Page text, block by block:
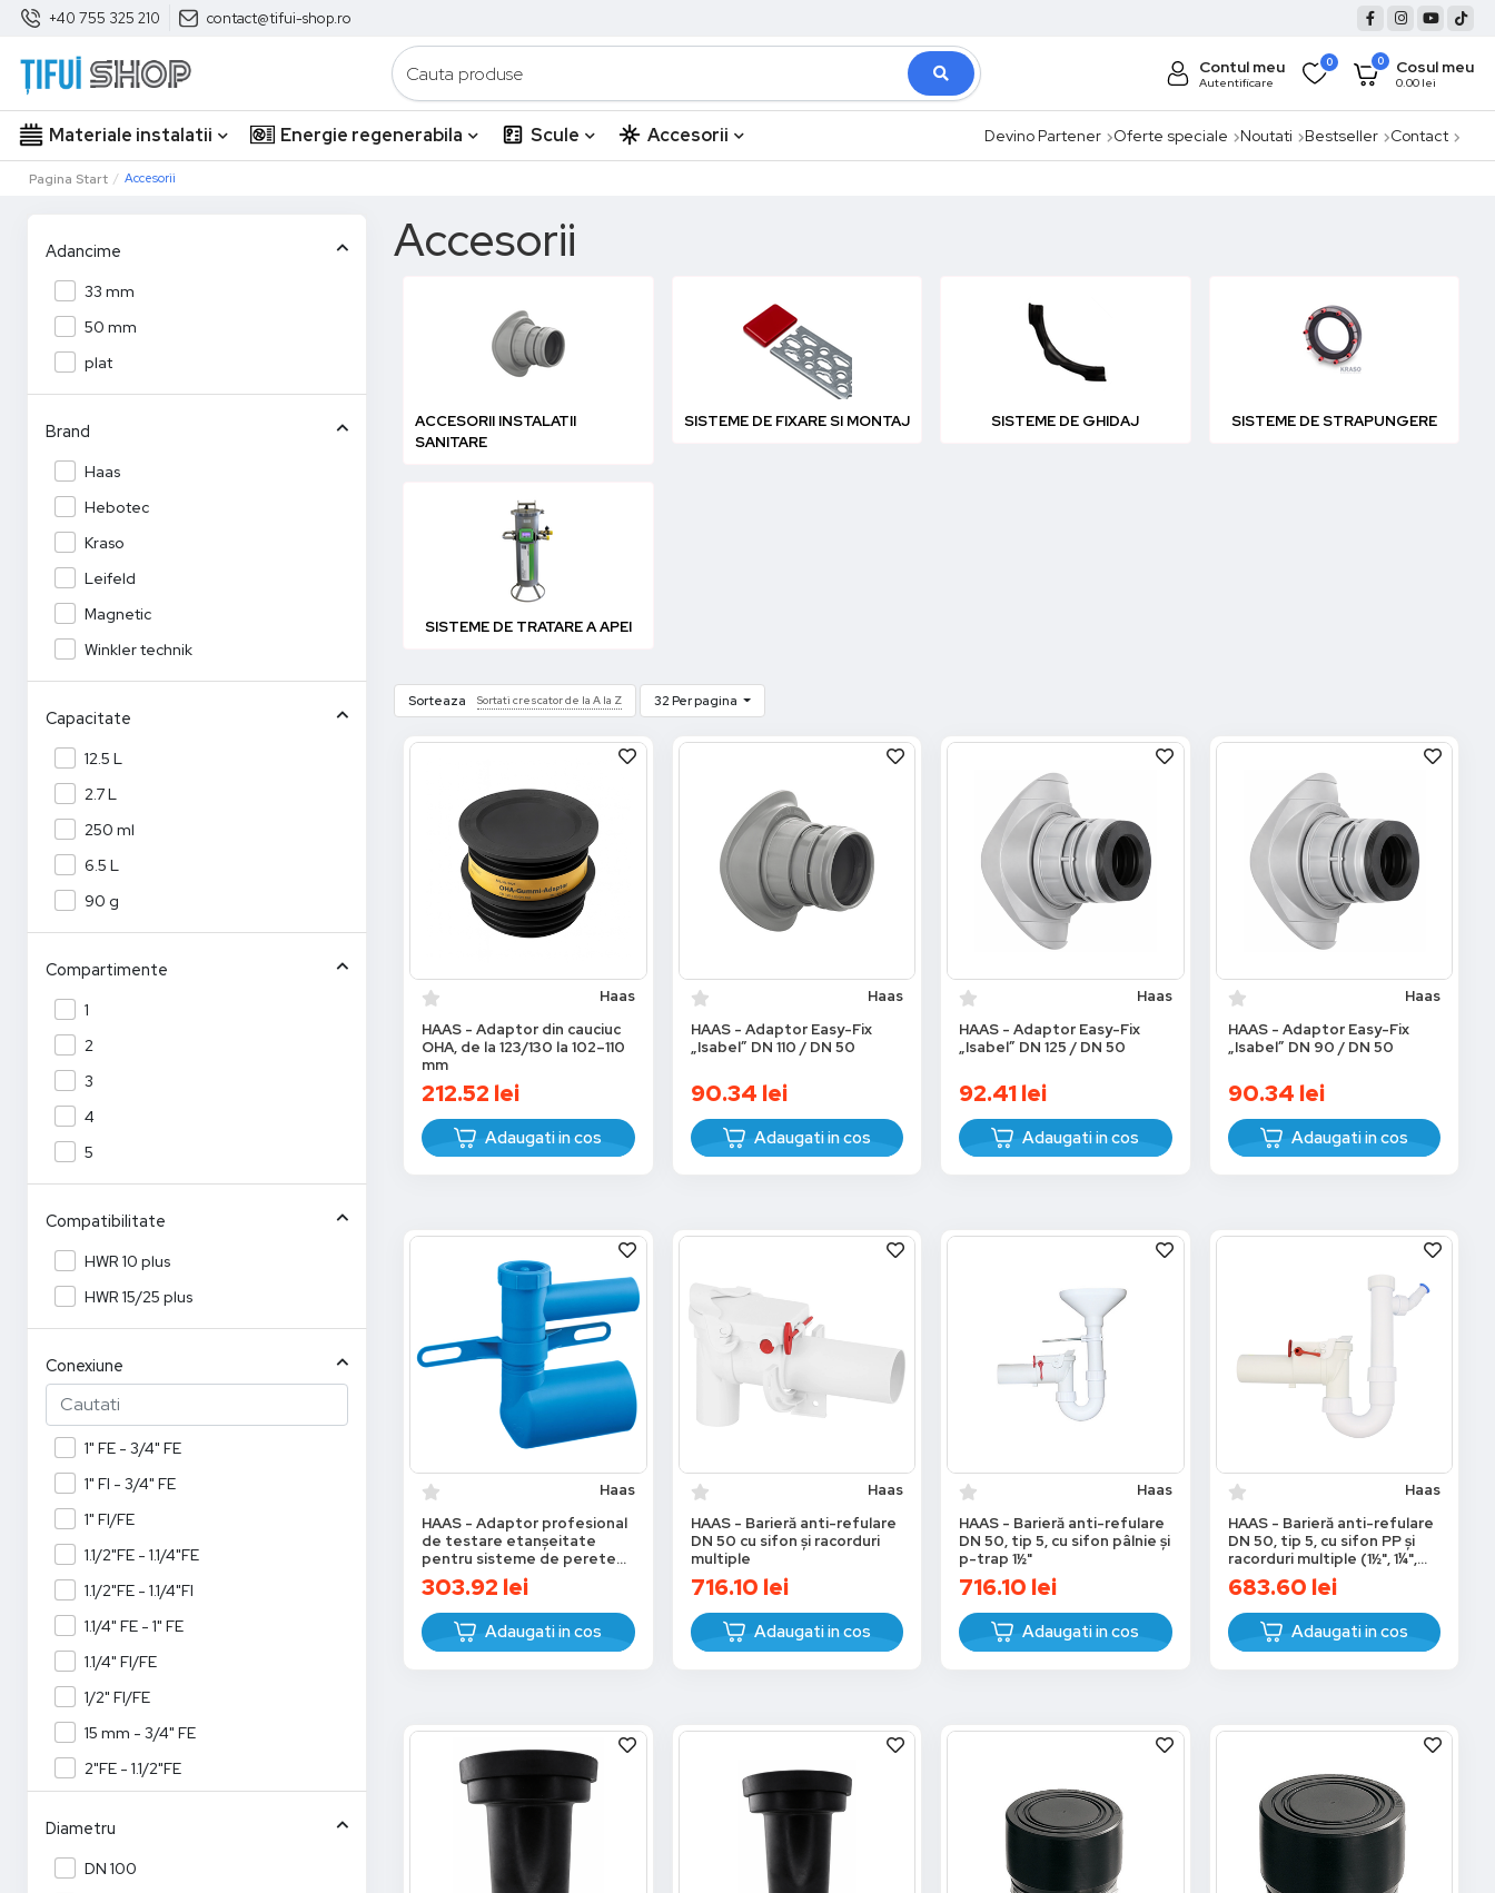
+40 755 325 210 contact@tifui-shop.ro
Contul meu
Autentificare
0 0 Cosul meu
0.00lei
Materiale instalatii Energie regenerabila Scule Accesorii Devino Partener Oferte speciale Noutati Bestseller Contact
Pagina Start Accesorii
Adancime
33 mm
50 mm
plat
Brand
Haas
Hebotec
Kraso
Leifeld
Magnetic
Winkler technik
Capacitate
12.5 L
2.7 L
250 ml
6.5 L
90 g
Compartimente
1
2
3
4
5
Compatibilitate
HWR 10 plus
HWR 15/25 plus
Conexiune
1" FE - 3/4" FE
1" FI - 3/4" FE
1" FI/FE
1.1/2"FE - 1.1/4"FE
1.1/2"FE - 1.1/4"FI
1.1/4" FE - 1" FE
1.1/4" FI/FE
1/2" FI/FE
15 mm - 3/4" FE
2"FE - 1.1/2"FE
2.1/2"FE - 2"FE
2.1/2"FE - 2"FI
Diametru
DN 100
Accesorii
ACCESORII INSTALATII
SANITARE
SISTEME DE FIXARE SI MONTAJ SISTEME DE GHIDAJ SISTEME DE STRAPUNGERE
SISTEME DE TRATARE A APEI
Sorteaza Sortati crescator de la A la Z 32 Per pagina
Haas
HAAS - Adaptor din cauciuc
OHA, de la 123/130 la 102–110
mm
212.52 lei
Adaugati in cos
Haas
HAAS - Adaptor Easy-Fix
„Isabel” DN 110 / DN 50
90.34 lei
Adaugati in cos
Haas
HAAS - Adaptor Easy-Fix
„Isabel” DN 125 / DN 50
92.41lei
Adaugati in cos
Haas
HAAS - Adaptor Easy-Fix
„Isabel” DN 90 / DN 50
90.34 lei
Adaugati in cos
Haas
HAAS - Adaptor profesional
de testare etanșeitate
pentru sisteme de perete
frontal, OHA-Prüfstück
303.92 lei
Adaugati in cos
Haas
HAAS - Barieră anti-refulare
DN 50 cu sifon și racorduri
multiple
716.10 lei
Adaugati in cos
Haas
HAAS - Barieră anti-refulare
DN 50, tip 5, cu sifon pâlnie și
p-trap 1½"
716.10 lei
Adaugati in cos
Haas
HAAS - Barieră anti-refulare
DN 50, tip 5, cu sifon PP și
racorduri multiple (1½", 1¼",
¾"–1")
683.60 lei
Adaugati in cos